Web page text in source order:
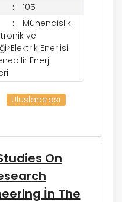
105
Mühendislik
ve
Enerjisi
Enerji
Uluslararası
On
İn The